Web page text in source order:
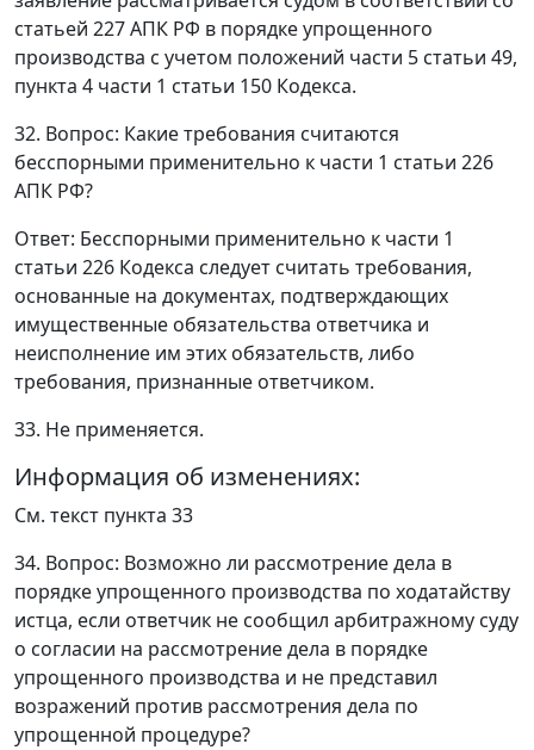
статьей 227АПК РФ в порядке упрощенного
производства с учетом положений части 5 статьи 49,
пункта 4 части 1 статьи 150 Кодекса.
32. Вопрос: Какие требования считаются
бесспорными применительно к части 1 статьи 226
АПК РФ?
Ответ: Бесспорными применительно к части 1
статьи 226 Кодекса следует считать требования,
основанные на документах, подтверждающих
имущественные обязательства ответчика и
неисполнение им этих обязательств, либо
требования, признанные ответчиком.
33. Не применяется.
Информация об изменениях:
См. текст пункта 33
34. Вопрос: Возможно ли рассмотрение дела в
порядке упрощенного производства по ходатайству
истца, если ответчик не сообщил арбитражному суду
о согласии на рассмотрение дела в порядке
упрощенного производства и не представил
возражений против рассмотрения дела по
упрощенной процедуре?